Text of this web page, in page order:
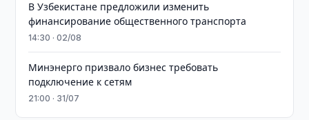
В Узбекистане предложили изменить
финансирование общественного транспорта
14:30 · 02/08
Минэнерго призвало бизнес требовать
подключение к сетям
21:00 · 31/07